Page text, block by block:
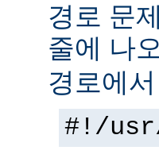
경로 문
줄에 나
경로에
#!/